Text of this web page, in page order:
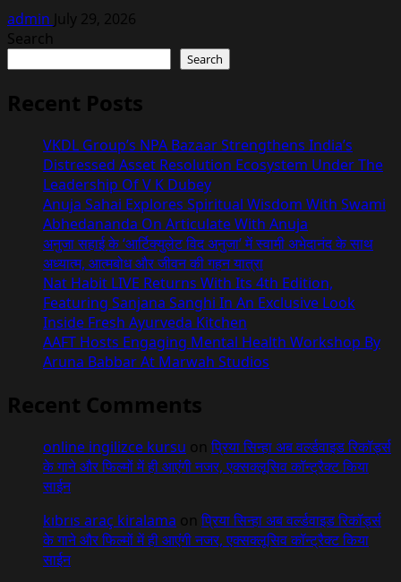
admin July 29, 2026
Search
Search
Recent Posts
VKDL Group’s NPA Bazaar Strengthens India’s
Distressed Asset Resolution Ecosystem Under The
Leadership Of V K Dubey
Anuja Sahai Explores Spiritual Wisdom With Swami
Abhedananda On Articulate With Anuja
अनुजा सहाई के ‘आर्टिक्युलेट विद अनुजा’ में स्वामी अभेदानंद के साथ
अध्यात्म, आत्मबोध और जीवन की गहन यात्रा
Nat Habit LIVE Returns With Its 4th Edition,
Featuring Sanjana Sanghi In An Exclusive Look
Inside Fresh Ayurveda Kitchen
AAFT Hosts Engaging Mental Health Workshop By
Aruna Babbar At Marwah Studios
Recent Comments
online ingilizce kursu onप्रिया सिन्हा अब वर्ल्डवाइड रिकॉर्ड्स
के गाने और फिल्मों में ही आएंगी नजर, एक्सक्लूसिव कॉन्ट्रैक्ट किया
साईन
kıbrıs araç kiralama onप्रिया सिन्हा अब वर्ल्डवाइड रिकॉर्ड्स
के गाने और फिल्मों में ही आएंगी नजर, एक्सक्लूसिव कॉन्ट्रैक्ट किया
साईन